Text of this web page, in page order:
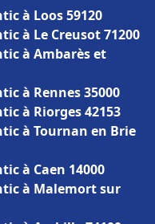
à Loos 59120
à Le Creusot 71200
à Ambarès et
à Rennes 35000
à Riorges 42153
à Tournan en Brie
à Caen 14000
à Malemort sur